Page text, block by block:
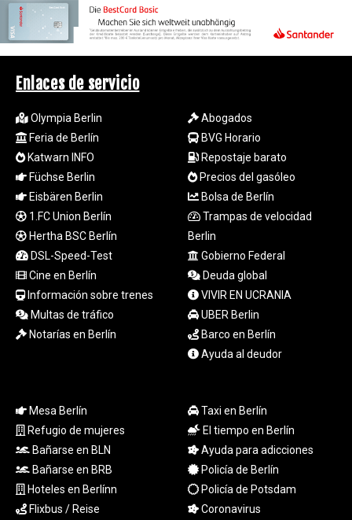
STD
23929.673396
STN 24.712399
THB 38.210709
TJS 10.664099
TMT 4.058036
TND 3.366711
TRY 55.144784
TTD 7.835505
TWD 37.286072
TZS
3060.872603
UGX
4306.406038
USD 1.156136
UYU 46.534057
UZS
VND
VUV 138.059733
WST 3.160483
XAF 657.83219
XAG 0.018216
XAU 0.000266
Enlaces de servicio
Olympia Berlin
Feria de Berlín
Katwarn INFO
Füchse Berlin
Eisbären Berlin
1.FC Union Berlín
Hertha BSC Berlín
DSL-Speed-Test
Cine en Berlín
Información sobre trenes
Multas de tráfico
Notarías en Berlín
Abogados
BVG Horario
Repostaje barato
Precios del gasóleo
Bolsa de Berlín
Trampas de velocidad
Berlin
Gobierno Federal
Deuda global
VIVIR EN UCRANIA
UBER Berlin
Barco en Berlín
Ayuda al deudor
Mesa Berlín
Refugio de mujeres
Bañarse en BLN
Bañarse en BRB
Hoteles en Berlínn
Flixbus / Reise
Taxi en Berlín
El tiempo en Berlín
Ayuda para adicciones
Policía de Berlín
Policía de Potsdam
Coronavirus